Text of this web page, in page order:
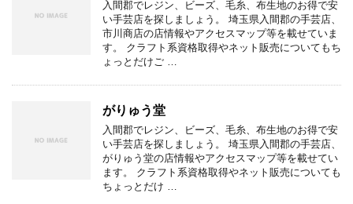
入間郡でレジン、ビーズ、毛糸、布生地のお得で安
い手芸店を探しましょう。 埼玉県入間郡の手芸店、
市川商店の店情報やアクセスマップ等を載せていま
す。 クラフト系資格取得やネット販売についてもち
ょっとだけご …
がりゅう堂
入間郡でレジン、ビーズ、毛糸、布生地のお得で安
い手芸店を探しましょう。 埼玉県入間郡の手芸店、
がりゅう堂の店情報やアクセスマップ等を載せてい
ます。 クラフト系資格取得やネット販売についても
ちょっとだけ …